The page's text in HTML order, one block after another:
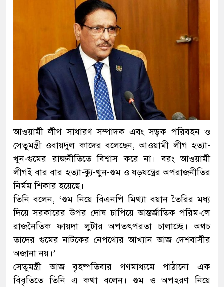
আওয়ামী লীগ সাধারণ সম্পাদক এবং সড়ক পরিবহন ও
সেতুমন্ত্রী ওবায়দুল কাদের বলেছেন, আওয়ামী লীগ হত্যা-
খুন-গুমের রাজনীতিতে বিশ্বাস করে না। বরং আওয়ামী
লীগই বার বার হত্যা-ক্যু-খুন-গুম ও ষড়যন্ত্রের অপরাজনীতির
নির্মম শিকার হয়েছে।
তিনি বলেন, ‘গুম নিয়ে বিএনপি মিথ্যা বয়ান তৈরির মধ্য
দিয়ে সরকারের উপর দোষ চাপিয়ে আন্তর্জাতিক পরিম-লে
রাজনৈতিক ফায়দা লুটার অপতৎপরতা চালাচ্ছে। অথচ
তাদের গুমের নাটকের নেপথ্যের আখ্যান আজ দেশবাসীর
অজানা নয়।’
সেতুমন্ত্রী আজ বৃহষ্পতিবার গণমাধ্যমে পাঠানো এক
বিবৃতিতে তিনি এ কথা বলেন। গুম ও অপহরণ নিয়ে